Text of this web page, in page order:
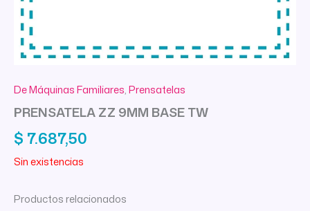
De Máquinas Familiares,Prensatelas
PRENSATELA ZZ 9MM BASE TW
$ 7.687,50
Sin existencias
Productos relacionados